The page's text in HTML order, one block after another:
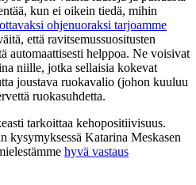
kun ei oikein tiedä, mihin
ohjenuoraksi tarjoamme
että ravitsemussuositusten
automaattisesti helppoa. Ne voisivat
niille, jotka sellaisia kokevat
joustava ruokavalio (johon kuuluu
ruokasuhdetta.
tarkoittaa kehopositiivisuus.
kysymyksessä Katarina Meskasen
hyvä vastaus